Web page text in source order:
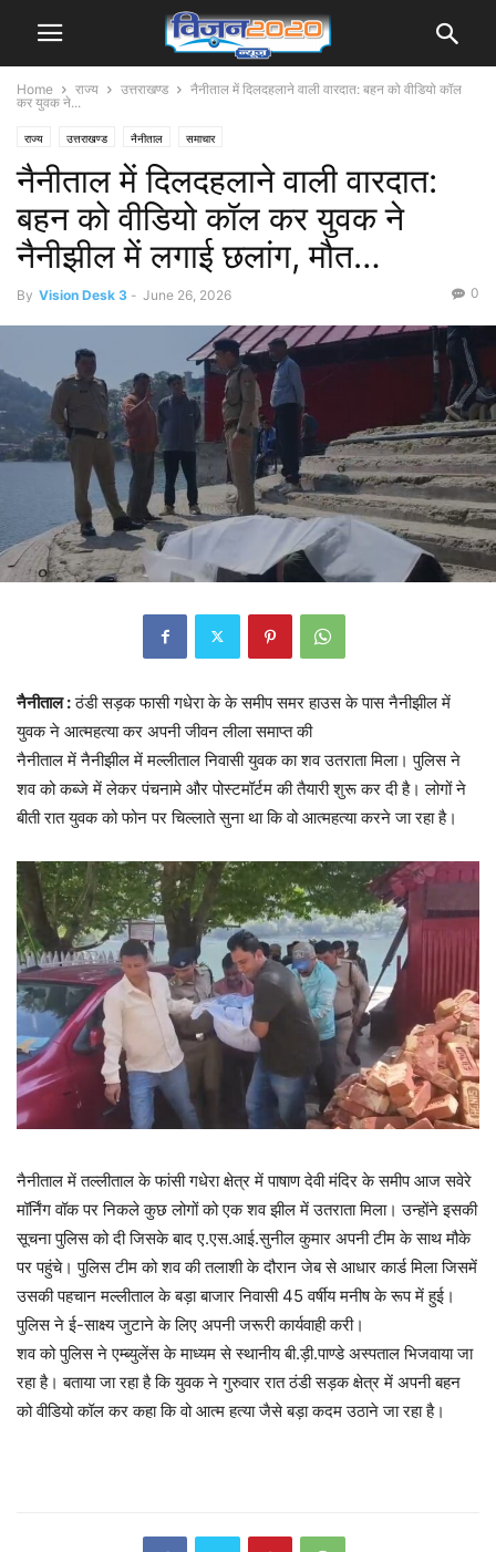
Home राज्य उत्तराखण्ड
नैनीताल में दिलदहलाने वाली वारदात: बहन को वीडियो कॉल
कर युवक ने...
राज्य उत्तराखण्ड नैनीताल समाचार
नैनीताल में दिलदहलाने वाली वारदात:
बहन को वीडियो कॉल कर युवक ने
नैनीझील में लगाई छलांग, मौत…
By Vision Desk 3 - June 26, 2026 0
नैनीताल :ठंडी सड़क फासी गधेरा के के समीप समर हाउस के पास नैनीझील में
युवक ने आत्महत्या कर अपनी जीवन लीला समाप्त की
नैनीताल में नैनीझील में मल्लीताल निवासी युवक का शव उतराता मिला। पुलिस ने
शव को कब्जे में लेकर पंचनामे और पोस्टमॉर्टम की तैयारी शुरू कर दी है। लोगों ने
बीती रात युवक को फोन पर चिल्लाते सुना था कि वो आत्महत्या करने जा रहा है।
नैनीताल में तल्लीताल के फांसी गधेरा क्षेत्र में पाषाण देवी मंदिर के समीप आज सवेरे
मॉर्निंग वॉक पर निकले कुछ लोगों को एक शव झील में उतराता मिला। उन्होंने इसकी
सूचना पुलिस को दी जिसके बाद ए.एस.आई.सुनील कुमार अपनी टीम के साथ मौके
पर पहुंचे। पुलिस टीम को शव की तलाशी के दौरान जेब से आधार कार्ड मिला जिसमें
उसकी पहचान मल्लीताल के बड़ा बाजार निवासी 45 वर्षीय मनीष के रूप में हुई।
पुलिस ने ई-साक्ष्य जुटाने के लिए अपनी जरूरी कार्यवाही करी।
शव को पुलिस ने एम्ब्युलेंस के माध्यम से स्थानीय बी.ड़ी.पाण्डे अस्पताल भिजवाया जा
रहा है। बताया जा रहा है कि युवक ने गुरुवार रात ठंडी सड़क क्षेत्र में अपनी बहन
को वीडियो कॉल कर कहा कि वो आत्म हत्या जैसे बड़ा कदम उठाने जा रहा है।